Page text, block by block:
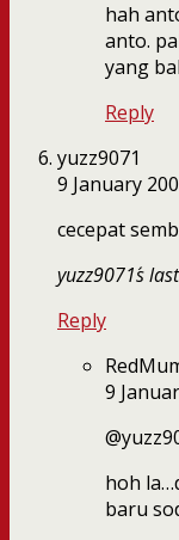
hah
anto.
yang
Reply
yuzz9071
9 January
cecepat
yuzz9071´s
Reply
9
hoh
baru